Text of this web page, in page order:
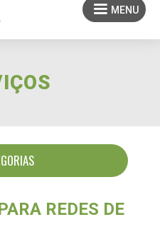
MENU
REDES DE